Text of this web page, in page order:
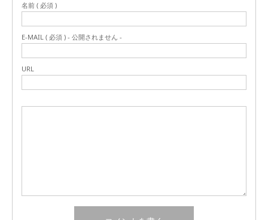
名前 ( 必須 )
E-MAIL ( 必須 ) - 公開されません -
URL